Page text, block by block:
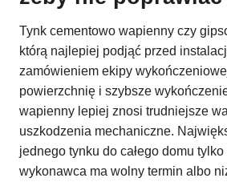
Tynk cementowo wapienny czy
którą najlepiej podjąć przed
zamówieniem ekipy
powierzchnię i szybsze
wapienny lepiej znosi trudniejsze
uszkodzenia mechaniczne.
jednego tynku do całego domu
wykonawca ma wolny termin albo